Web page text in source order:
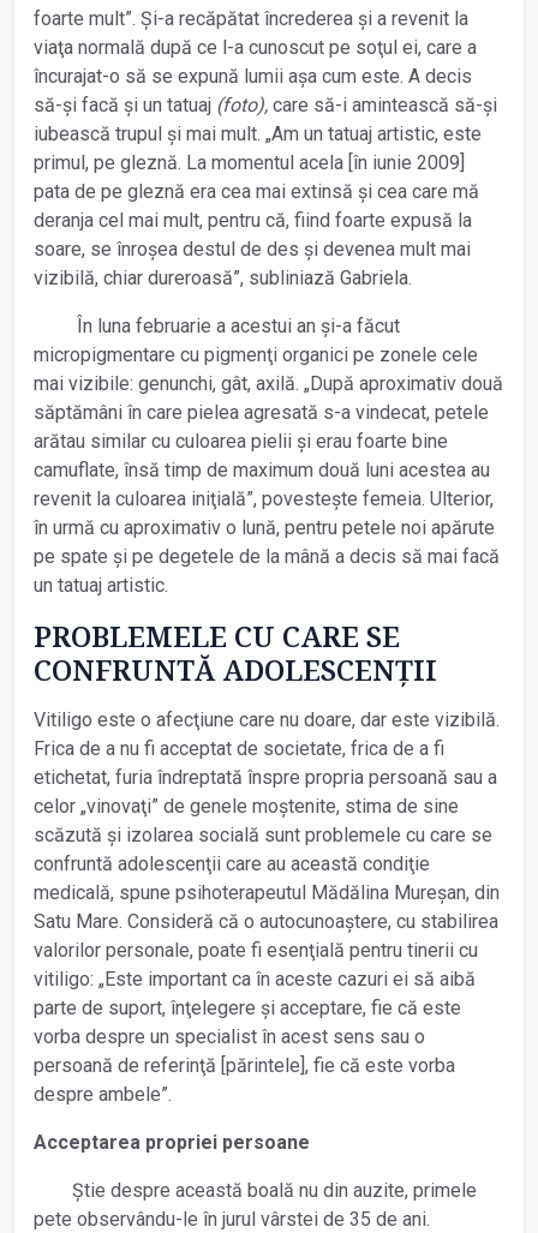
foarte mult”. Și-a recăpătat încrederea și a revenit la
viaţa normală după ce l-a cunoscut pe soţul ei, care a
încurajat-o să se expună lumii așa cum este. A decis
să-și facă și un tatuaj (foto), care să-i amintească să-și
iubească trupul și mai mult. „Am un tatuaj artistic, este
primul, pe gleznă. La momentul acela [în iunie 2009]
pata de pe gleznă era cea mai extinsă și cea care mă
deranja cel mai mult, pentru că, fiind foarte expusă la
soare, se înroșea destul de des și devenea mult mai
vizibilă, chiar dureroasă”, subliniază Gabriela.
În luna februarie a acestui an și-a făcut
micropigmentare cu pigmenţi organici pe zonele cele
mai vizibile: genunchi, gât, axilă. „După aproximativ două
săptămâni în care pielea agresată s-a vindecat, petele
arătau similar cu culoarea pielii și erau foarte bine
camuflate, însă timp de maximum două luni acestea au
revenit la culoarea iniţială”, povestește femeia. Ulterior,
în urmă cu aproximativ o lună, pentru petele noi apărute
pe spate și pe degetele de la mână a decis să mai facă
un tatuaj artistic.
PROBLEMELE CU CARE SE
CONFRUNTĂ ADOLESCENŢII
Vitiligo este o afecţiune care nu doare, dar este vizibilă.
Frica de a nu fi acceptat de societate, frica de a fi
etichetat, furia îndreptată înspre propria persoană sau a
celor „vinovaţi” de genele moștenite, stima de sine
scăzută și izolarea socială sunt problemele cu care se
confruntă adolescenţii care au această condiţie
medicală, spune psihoterapeutul Mădălina Mureșan, din
Satu Mare. Consideră că o autocunoaștere, cu stabilirea
valorilor personale, poate fi esenţială pentru tinerii cu
vitiligo: „Este important ca în aceste cazuri ei să aibă
parte de suport, înţelegere și acceptare, fie că este
vorba despre un specialist în acest sens sau o
persoană de referinţă [părintele], fie că este vorba
despre ambele”.
Acceptarea propriei persoane
Știe despre această boală nu din auzite, primele
pete observându-le în jurul vârstei de 35 de ani.